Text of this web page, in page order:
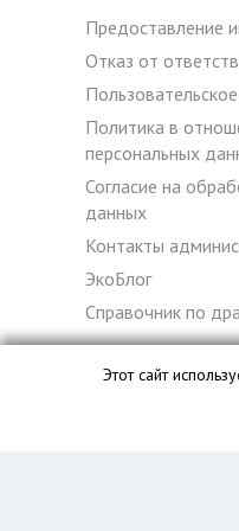
Предоставление
Отказ от
Политика в
персональных
Согласие на
данных
Контакты
ЭкоБлог
Справочник по
База данных сайта
Этот сайт